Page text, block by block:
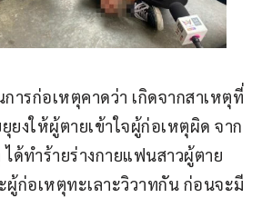
ารก่อเหตุคาดว่า เกิดจากสาเหตุที่
ยงให้ผู้ตายเข้าใจผู้ก่อเหตุผิด จาก
ด้ทำร้ายร่างกายแฟนสาวผู้ตาย
ผู้ก่อเหตุทะเลาะวิวาทกัน ก่อนจะมี